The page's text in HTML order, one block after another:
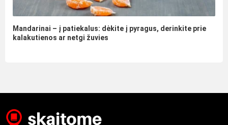
Mandarinai – į patiekalus: dėkite į pyragus, derinkite prie
kalakutienos ar netgi žuvies